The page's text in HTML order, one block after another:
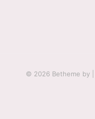
© 2026 Betheme by